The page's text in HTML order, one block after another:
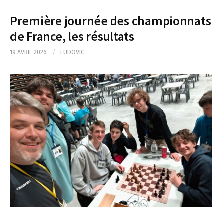
Première journée des championnats
de France, les résultats
19 AVRIL 2026 / LUDOVIC